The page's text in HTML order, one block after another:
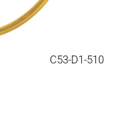
C53-D1-510